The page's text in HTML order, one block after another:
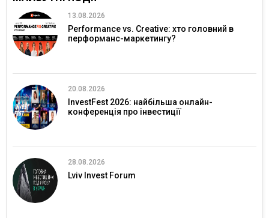
13.08.2026
Performance vs. Creative: хто головний в
перформанс-маркетингу?
20.08.2026
InvestFest 2026: найбільша онлайн-
конференція про інвестиції
28.08.2026
Lviv Invest Forum